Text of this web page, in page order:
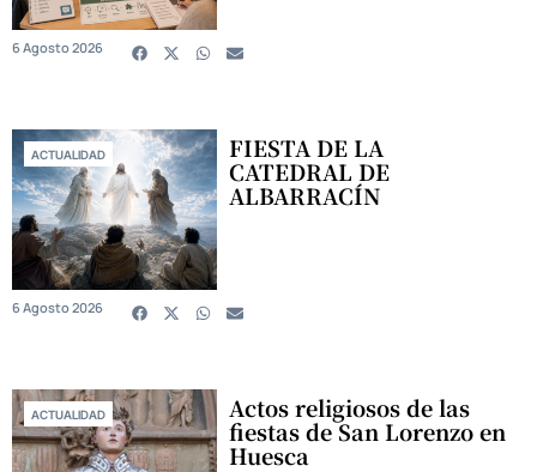
6 Agosto 2026
ACTUALIDAD FIESTA DE LA
CATEDRAL DE
ALBARRACÍN
6 Agosto 2026
ACTUALIDAD Actos religiosos de las
fiestas de San Lorenzo en
Huesca